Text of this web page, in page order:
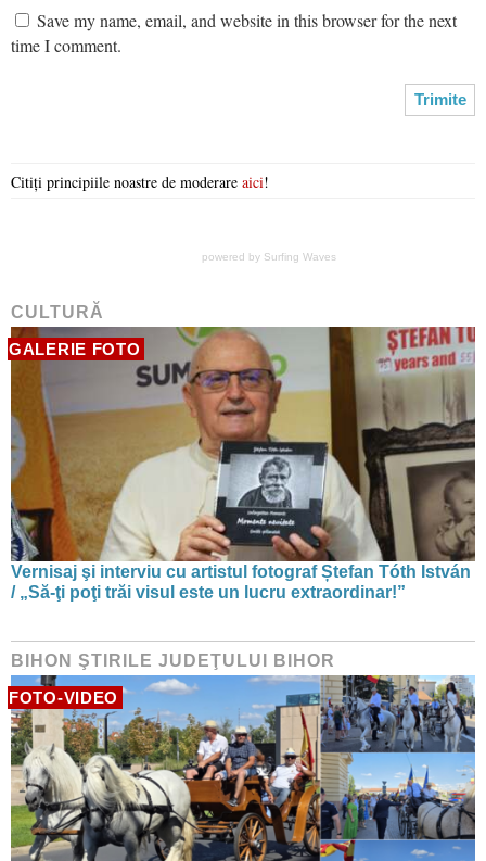
Save my name, email, and website in this browser for the next
time I comment.
Citiți principiile noastre de moderare aici!
powered by Surfing Waves
CULTURĂ
GALERIE FOTO
Vernisaj şi interviu cu artistul fotograf Ștefan Tóth István
/ „Să-ţi poţi trăi visul este un lucru extraordinar!”
BIHON ŞTIRILE JUDEŢULUI BIHOR
FOTO-VIDEO